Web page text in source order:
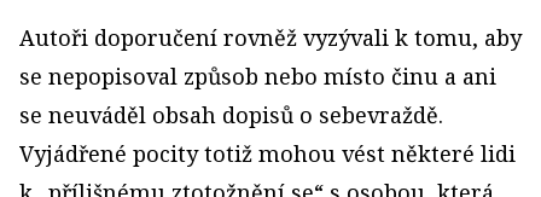
Autoři doporučení rovněž vyzývali k tomu, aby
se nepopisoval způsob nebo místo činu a ani
se neuváděl obsah dopisů o sebevraždě.
Vyjádřené pocity totiž mohou vést některé lidi